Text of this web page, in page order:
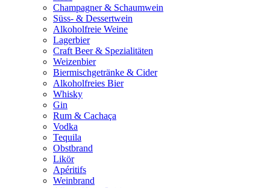
Champagner & Schaumwein
Süss- & Dessertwein
Alkoholfreie Weine
Lagerbier
Craft Beer & Spezialitäten
Weizenbier
Biermischgetränke & Cider
Alkoholfreies Bier
Whisky
Gin
Rum & Cachaça
Vodka
Tequila
Obstbrand
Likör
Apéritifs
Weinbrand